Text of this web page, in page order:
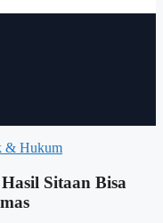
& Hukum
Sitaan Bisa